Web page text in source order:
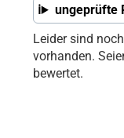
ungeprüfte
Leider sind
vorhanden.
bewertet.